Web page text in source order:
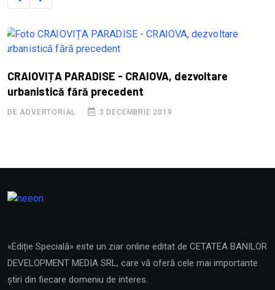
CRAIOVIȚA PARADISE - CRAIOVA, dezvoltare
urbanistică fără precedent
DE ADVERTORIAL 3 DECEMBRIE 2019
«Ediție Specială» este un ziar online editat de CETATEA BANILOR
DEVELOPMENT MEDIA SRL, care vă oferă cele mai importante
știri din fiecare domeniu de interes.